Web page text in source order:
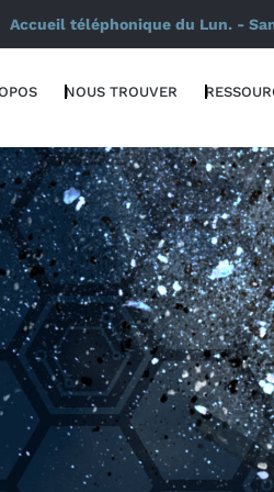
Accueil téléphonique du Lun. -
NOUS TROUVER